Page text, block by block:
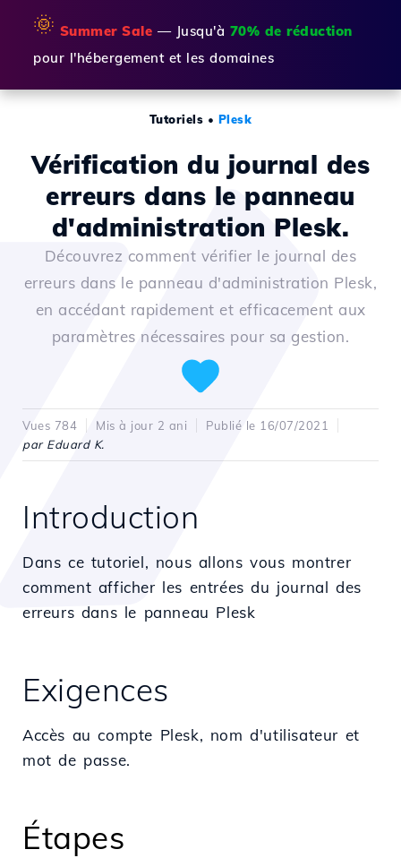
🌞 Summer Sale — Jusqu'à 70% de réduction
pour l'hébergement et les domaines
Tutoriels • Plesk
Vérification du journal des
erreurs dans le panneau
d'administration Plesk.
Découvrez comment vérifier le journal des
erreurs dans le panneau d'administration Plesk,
en accédant rapidement et efficacement aux
paramètres nécessaires pour sa gestion.
Vues 784 Mis à jour 2 ani
Publié le 16/07/2021
par Eduard K.
Introduction
Dans ce tutoriel, nous allons vous montrer
comment afficher les entrées du journal des
erreurs dans le panneau Plesk
Exigences
Accès au compte Plesk, nom d'utilisateur et
mot de passe.
Étapes